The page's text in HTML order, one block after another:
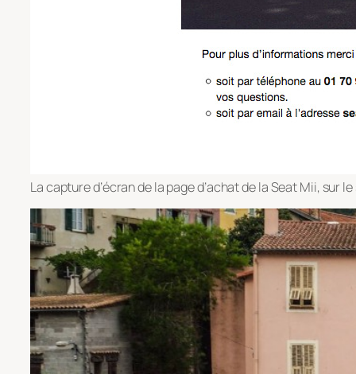
La capture d’écran de la page d’achat de la Seat Mii, sur